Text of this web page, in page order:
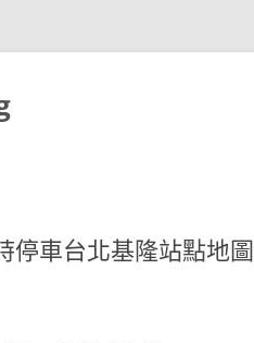
停車台北基隆站點地圖